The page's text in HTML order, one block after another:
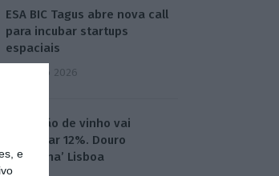
e
ESA BIC Tagus abre nova call
para incubar startups
espaciais
4 Agosto 2026
Produção de vinho vai
aumentar 12%. Douro
‘destrona’ Lisboa